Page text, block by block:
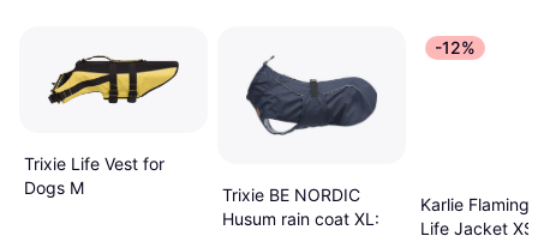
Trixie Life Vest for
Dogs M
Trixie BE NORDIC
Husum rain coat XL:
-12%
Karlie
Life Jacket XS